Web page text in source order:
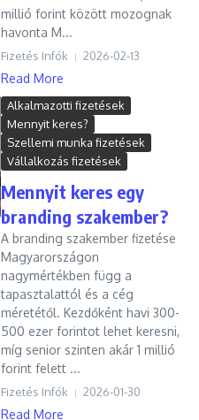
millió forint között mozognak
havonta M...
Fizetés Infók 2026-02-13
Read More
Alkalmazotti fizetések
Mennyit keres?
Szellemi munka fizetések
Vállalkozás fizetések
Mennyit keres egy
branding szakember?
A branding szakember fizetése
Magyarországon
nagymértékben függ a
tapasztalattól és a cég
méretétől. Kezdőként havi 300-
500 ezer forintot lehet keresni,
míg senior szinten akár 1 millió
forint felett ...
Fizetés Infók 2026-01-30
Read More